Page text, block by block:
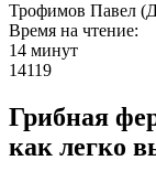
Трофимов Павел
Время на чтение:
14 минут
14119
Грибная
как легко